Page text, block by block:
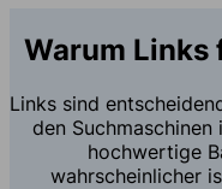
Warum Links
Links sind
den Suchmaschinen
hochwertige
wahrscheinlicher